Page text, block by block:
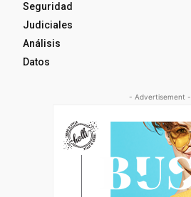
Seguridad
Judiciales
Análisis
Datos
- Advertisement -